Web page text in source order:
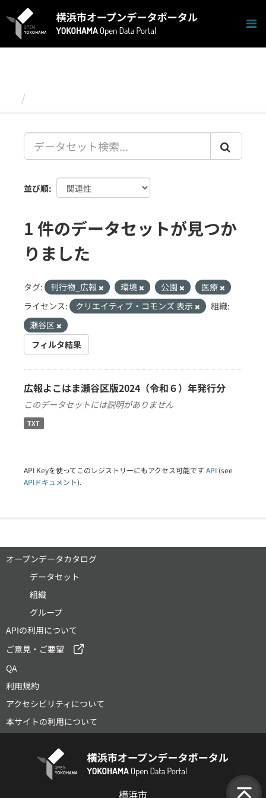
キ
並び順
1 件のデータセットが見つか
りました
タグ: 刊行物_広報 環境 公園
医療
ライセンス:
クリエイティブ・コモンズ 表示
組織:
瀬谷区
フィルタ結果
広報よこはま瀬谷区版2024（令和６）年発行分
このデータセットには説明がありません
TXT
API Keyを使ってこのレジストリーにもアクセス可能です API (see
APIドキュメント).
オープンデータカタログ
データセット
組織
グループ
APIの利用について
ご意見・ご要望
QA
利用規約
アクセシビリティについて
本サイトの利用について
横浜市